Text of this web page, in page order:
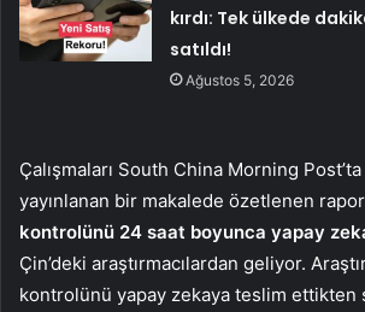
kırdı: Tek ülkede
satıldı!
Ağustos 5, 2026
Çalışmaları South China Morning
yayınlanan bir makalede özetlenen
kontrolünü 24 saat boyunca yapay
Çin’deki araştırmacılardan geliyor.
kontrolünü yapay zekaya teslim ettikten